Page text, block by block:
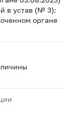
в устав (№ 3):
органе